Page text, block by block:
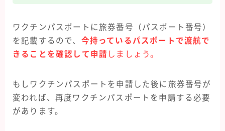
ワクチンパスポートに旅券番号（パスポート番号）
を記載するので、 今持っているパスポートで渡航で
きることを確認して申請 しましょう。
もしワクチンパスポートを申請した後に旅券番号が
変われば、再度ワクチンパスポートを申請する必要
があります。